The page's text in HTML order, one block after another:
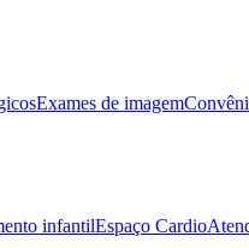
Exames de imagem
infantilEspaço Cardio